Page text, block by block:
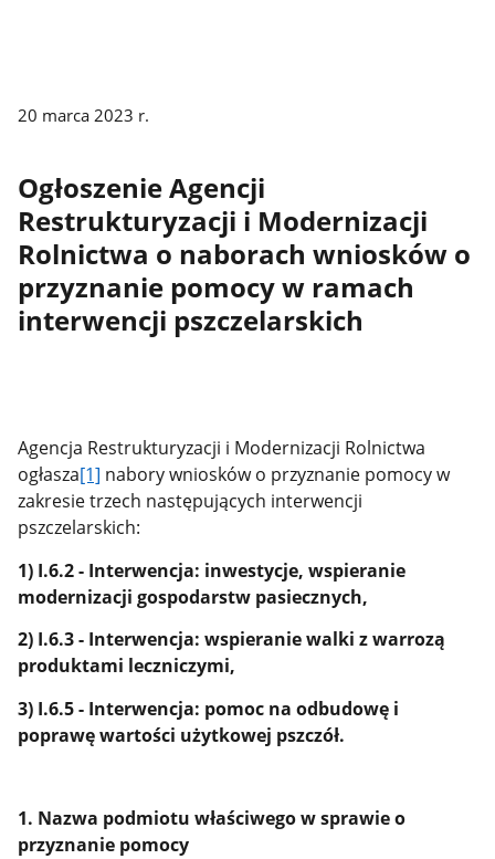
20 marca 2023 r.
Ogłoszenie Agencji
Restrukturyzacji i Modernizacji
Rolnictwa o naborach wniosków o
przyznanie pomocy w ramach
interwencji pszczelarskich
Agencja Restrukturyzacji i Modernizacji Rolnictwa
ogłasza[1] nabory wniosków o przyznanie pomocy w
zakresie trzech następujących interwencji
pszczelarskich:
1) I.6.2 - Interwencja: inwestycje, wspieranie
modernizacji gospodarstw pasiecznych,
2) I.6.3 - Interwencja: wspieranie walki z warrozą
produktami leczniczymi,
3) I.6.5 - Interwencja: pomoc na odbudowę i
poprawę wartości użytkowej pszczół.
1. Nazwa podmiotu właściwego w sprawie o
przyznanie pomocy